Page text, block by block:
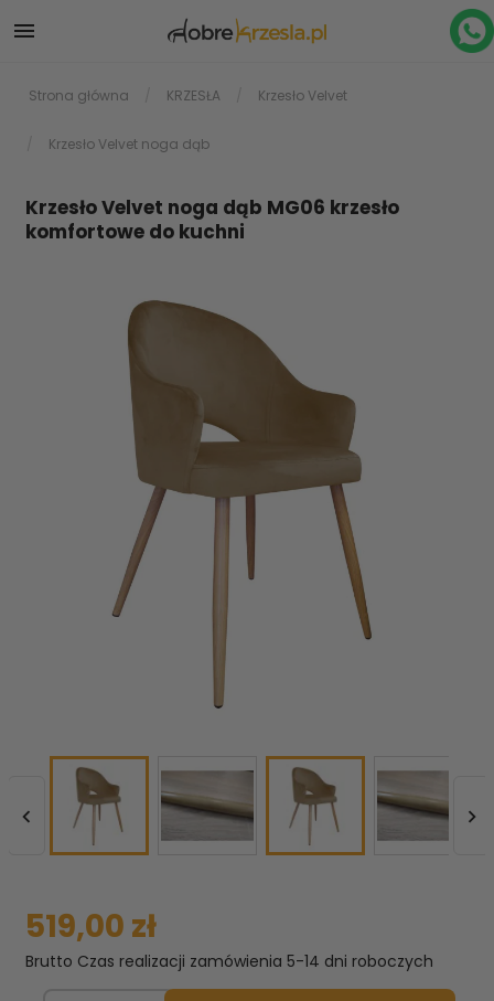

Strona główna KRZESŁA Krzesło Velvet
Krzesło Velvet noga dąb
Krzesło Velvet noga dąb MG06 krzesło
komfortowe do kuchni
 
519,00 zł
Brutto Czas realizacji zamówienia 5-14 dni roboczych